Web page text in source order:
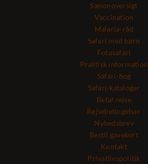
Sæsonoversigt
Vaccination
Malaria-råd
Safari med børn
Fotosafari
Praktisk information
Safari-bog
Safari-kataloger
Betal rejse
Rejsebetingelser
Nyhedsbrev
Bestil gavekort
Kontakt
Privatlivspolitik